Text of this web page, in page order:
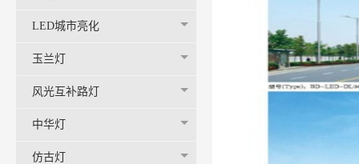
LED城市亮化
玉兰灯
风光互补路灯
中华灯
仿古灯